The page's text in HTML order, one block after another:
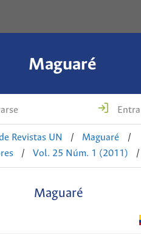
Maguaré
Revistas UN / Maguaré
/
/ Vol. 25 Núm. 1 (2011) /
Maguaré